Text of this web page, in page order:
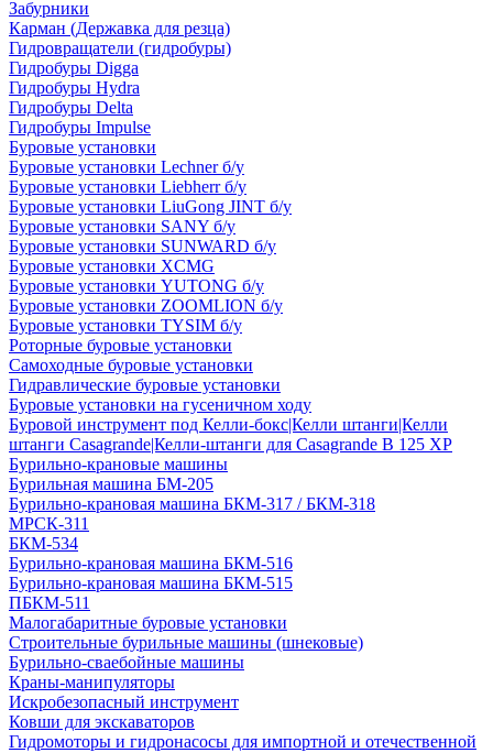
Забурники
Карман (Державка для резца)
Гидровращатели (гидробуры)
Гидробуры Digga
Гидробуры Hydra
Гидробуры Delta
Гидробуры Impulse
Буровые установки
Буровые установки Lechner б/у
Буровые установки Liebherr б/у
Буровые установки LiuGong JINT б/у
Буровые установки SANY б/у
Буровые установки SUNWARD б/у
Буровые установки XCMG
Буровые установки YUTONG б/у
Буровые установки ZOOMLION б/у
Буровые установки TYSIM б/у
Роторные буровые установки
Самоходные буровые установки
Гидравлические буровые установки
Буровые установки на гусеничном ходу
Буровой инструмент под Келли-бокс|Келли штанги|Келли
штанги Casagrande|Келли-штанги для Casagrande B 125 XP
Бурильно-крановые машины
Бурильная машина БМ-205
Бурильно-крановая машина БКМ-317 / БКМ-318
МРСК-311
БКМ-534
Бурильно-крановая машина БКМ-516
Бурильно-крановая машина БКМ-515
ПБКМ-511
Малогабаритные буровые установки
Строительные бурильные машины (шнековые)
Бурильно-сваебойные машины
Краны-манипуляторы
Искробезопасный инструмент
Ковши для экскаваторов
Гидромоторы и гидронасосы для импортной и отечественной